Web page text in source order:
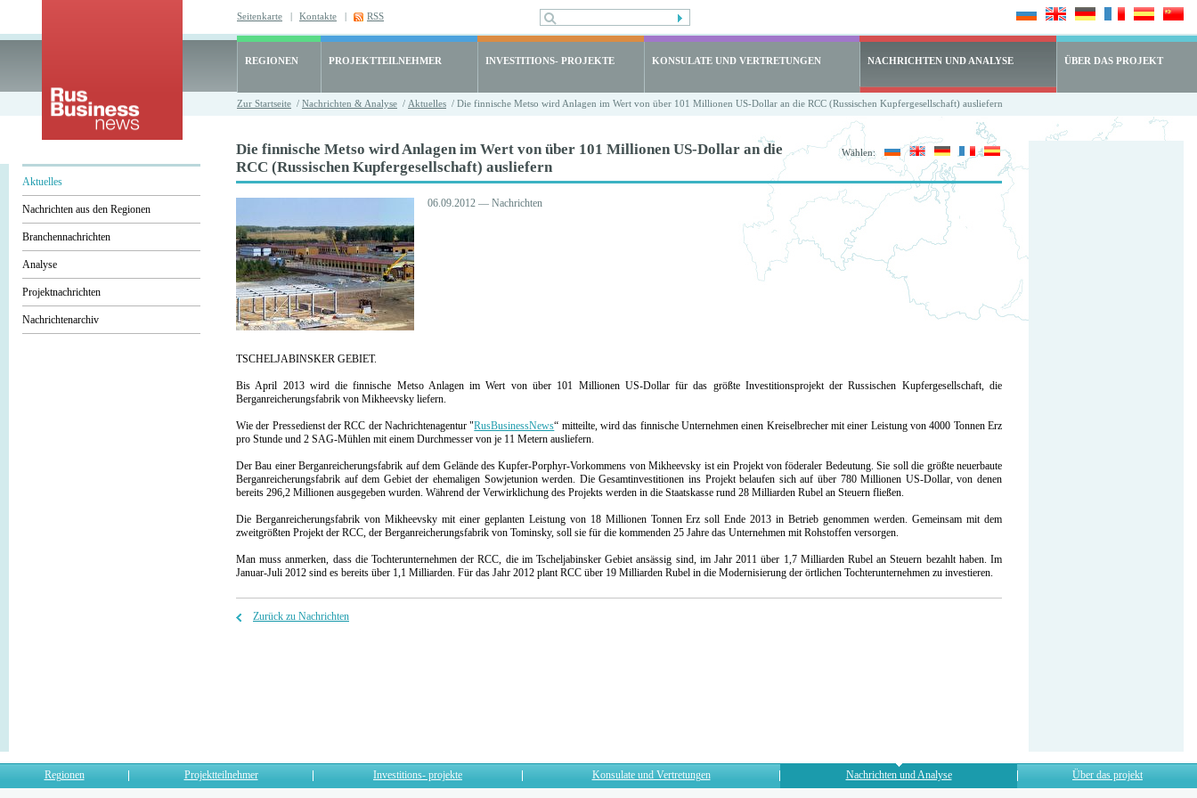
Seitenkarte | Kontakte | RSS
REGIONEN PROJEKTTEILNEHMER INVESTITIONS- PROJEKTE KONSULATE UND VERTRETUNGEN NACHRICHTEN UND ANALYSE ÜBER DAS PROJEKT
Zur Startseite / Nachrichten & Analyse / Aktuelles / Die finnische Metso wird Anlagen im Wert von über 101 Millionen US-Dollar an die RCC (Russischen Kupfergesellschaft) ausliefern
Wählen:
Aktuelles
Nachrichten aus den Regionen
Branchennachrichten
Analyse
Projektnachrichten
Nachrichtenarchiv
Die finnische Metso wird Anlagen im Wert von über 101 Millionen US-Dollar an die
RCC (Russischen Kupfergesellschaft) ausliefern
06.09.2012 — Nachrichten
TSCHELJABINSKER GEBIET.
Bis April 2013 wird die finnische Metso Anlagen im Wert von über 101 Millionen US-Dollar für das größte Investitionsprojekt der Russischen Kupfergesellschaft, die
Berganreicherungsfabrik von Mikheevsky liefern.
Wie der Pressedienst der RCC der Nachrichtenagentur "RusBusinessNews“ mitteilte, wird das finnische Unternehmen einen Kreiselbrecher mit einer Leistung von 4000 Tonnen Erz
pro Stunde und 2 SAG-Mühlen mit einem Durchmesser von je 11 Metern ausliefern.
Der Bau einer Berganreicherungsfabrik auf dem Gelände des Kupfer-Porphyr-Vorkommens von Mikheevsky ist ein Projekt von föderaler Bedeutung. Sie soll die größte neuerbaute
Berganreicherungsfabrik auf dem Gebiet der ehemaligen Sowjetunion werden. Die Gesamtinvestitionen ins Projekt belaufen sich auf über 780 Millionen US-Dollar, von denen
bereits 296,2 Millionen ausgegeben wurden. Während der Verwirklichung des Projekts werden in die Staatskasse rund 28 Milliarden Rubel an Steuern fließen.
Die Berganreicherungsfabrik von Mikheevsky mit einer geplanten Leistung von 18 Millionen Tonnen Erz soll Ende 2013 in Betrieb genommen werden. Gemeinsam mit dem
zweitgrößten Projekt der RCC, der Berganreicherungsfabrik von Tominsky, soll sie für die kommenden 25 Jahre das Unternehmen mit Rohstoffen versorgen.
Man muss anmerken, dass die Tochterunternehmen der RCC, die im Tscheljabinsker Gebiet ansässig sind, im Jahr 2011 über 1,7 Milliarden Rubel an Steuern bezahlt haben. Im
Januar-Juli 2012 sind es bereits über 1,1 Milliarden. Für das Jahr 2012 plant RCC über 19 Milliarden Rubel in die Modernisierung der örtlichen Tochterunternehmen zu investieren.
Zurück zu Nachrichten
Regionen Projektteilnehmer Investitions- projekte Konsulate und Vertretungen Nachrichten und Analyse Über das projekt